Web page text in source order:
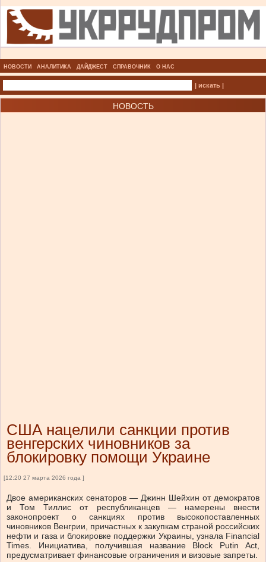
НОВОСТИ АНАЛИТИКА ДАЙДЖЕСТ СПРАВОЧНИК О НАС
| искать |
НОВОСТЬ
США нацелили санкции против
венгерских чиновников за
блокировку помощи Украине
[12:20 27 марта 2026 года ]
Двое американских сенаторов — Джинн Шейхин от демократов
и Том Тиллис от республиканцев — намерены внести
законопроект о санкциях против высокопоставленных
чиновников Венгрии, причастных к закупкам страной российских
нефти и газа и блокировке поддержки Украины, узнала Financial
Times. Инициатива, получившая название Block Putin Act,
предусматривает финансовые ограничения и визовые запреты.